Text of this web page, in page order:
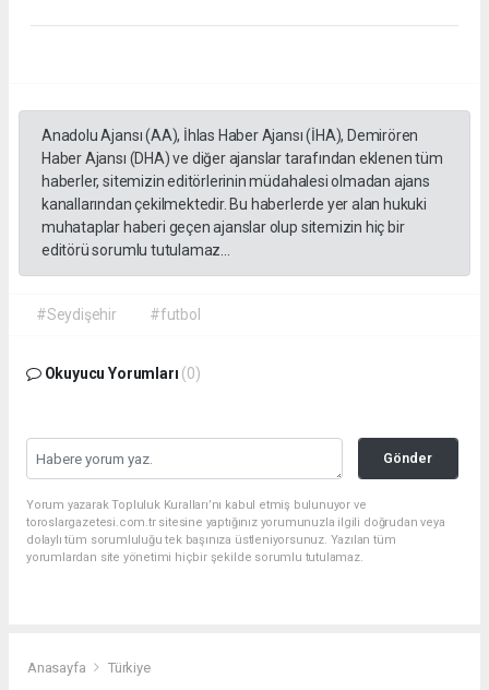
Anadolu Ajansı (AA), İhlas Haber Ajansı (İHA), Demirören
Haber Ajansı (DHA) ve diğer ajanslar tarafından eklenen tüm
haberler, sitemizin editörlerinin müdahalesi olmadan ajans
kanallarından çekilmektedir. Bu haberlerde yer alan hukuki
muhataplar haberi geçen ajanslar olup sitemizin hiç bir
editörü sorumlu tutulamaz...
#Seydişehir #futbol
Okuyucu Yorumları (0)
Gönder
Yorum yazarak Topluluk Kuralları’nı kabul etmiş bulunuyor ve
toroslargazetesi.com.tr sitesine yaptığınız yorumunuzla ilgili doğrudan veya
dolaylı tüm sorumluluğu tek başınıza üstleniyorsunuz. Yazılan tüm
yorumlardan site yönetimi hiçbir şekilde sorumlu tutulamaz.
Anasayfa Türkiye